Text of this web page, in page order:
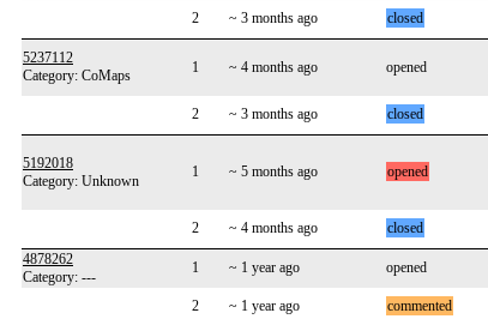
2 ~ 3 months ago closed
5237112
Category: CoMaps
1 ~ 4 months ago opened
2
~ 3 months ago closed
5192018
Category: Unknown
1 ~ 5 months ago opened
2
~ 4 months ago closed
4878262
Category: ---
1 ~ 1 year ago opened
2 ~ 1 year ago commented